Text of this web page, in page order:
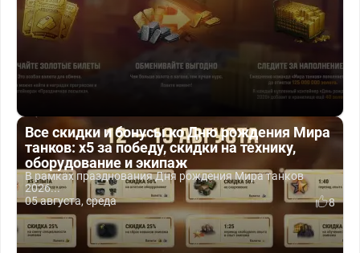
Все скидки и бонусы ко Дню рождения Мира
танков: x5 за победу, скидки на технику,
оборудование и экипаж
В рамках празднования Дня рождения Мира танков
2026...
05 августа, среда
8